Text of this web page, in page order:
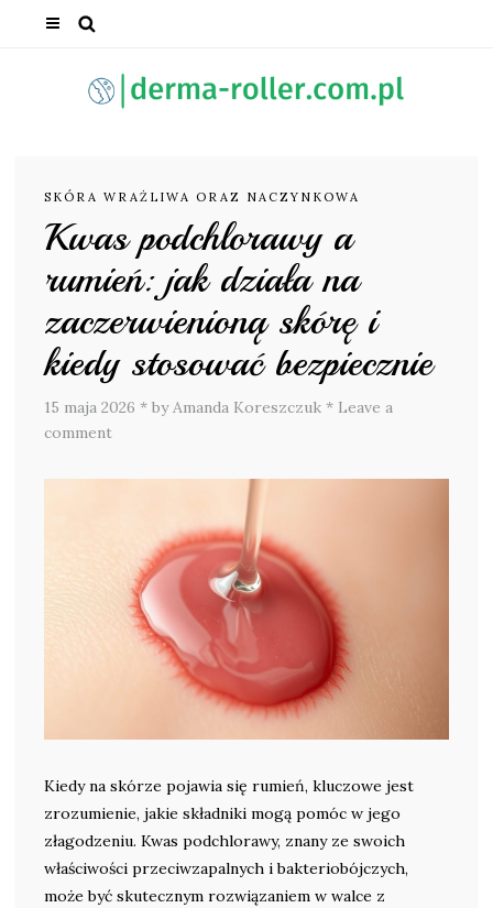
SKÓRA WRAŻLIWA ORAZ NACZYNKOWA
Kwas podchlorawy a
rumień: jak działa na
zaczerwienioną skórę i
kiedy stosować bezpiecznie
15 maja 2026 * by Amanda Koreszczuk * Leave a
comment
Kiedy na skórze pojawia się rumień, kluczowe jest
zrozumienie, jakie składniki mogą pomóc w jego
złagodzeniu. Kwas podchlorawy, znany ze swoich
właściwości przeciwzapalnych i bakteriobójczych,
może być skutecznym rozwiązaniem w walce z